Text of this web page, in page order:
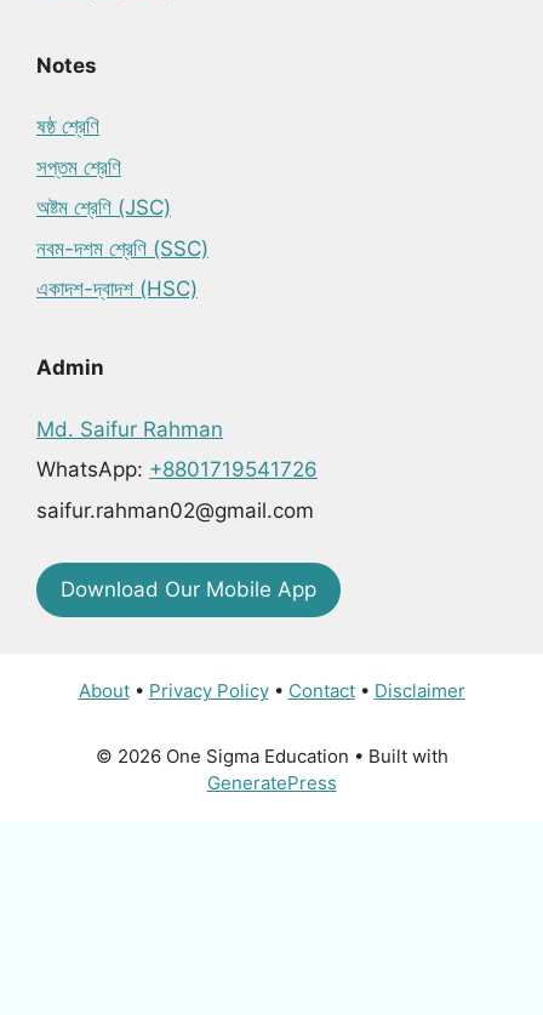
Notes
ষষ্ঠ শ্রেণি
সপ্তম শ্রেণি
অষ্টম শ্রেণি (JSC)
নবম-দশম শ্রেণি (SSC)
একাদশ-দ্বাদশ (HSC)
Admin
Md. Saifur Rahman
WhatsApp: +8801719541726
saifur.rahman02@gmail.com
Download Our Mobile App
About• Privacy Policy• Contact• Disclaimer
© 2026 One Sigma Education • Built with
GeneratePress